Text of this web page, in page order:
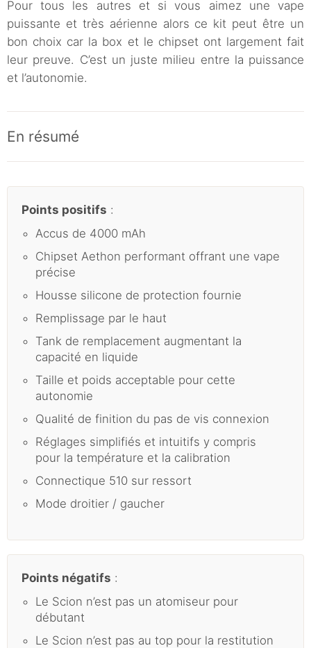
Pour tous les autres et si vous aimez une vape
puissante et très aérienne alors ce kit peut être un
bon choix car la box et le chipset ont largement fait
leur preuve. C’est un juste milieu entre la puissance
et l’autonomie.
En résumé
Points positifs :
Accus de 4000 mAh
Chipset Aethon performant offrant une vape
précise
Housse silicone de protection fournie
Remplissage par le haut
Tank de remplacement augmentant la
capacité en liquide
Taille et poids acceptable pour cette
autonomie
Qualité de finition du pas de vis connexion
Réglages simplifiés et intuitifs y compris
pour la température et la calibration
Connectique 510 sur ressort
Mode droitier / gaucher
Points négatifs :
Le Scion n’est pas un atomiseur pour
débutant
Le Scion n’est pas au top pour la restitution